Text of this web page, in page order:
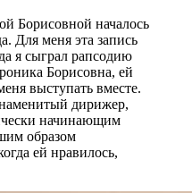
Борисовной началось
Для меня эта запись
я сыграл рапсодию
Борисовна, ей
выступать вместе.
дирижер,
начинающим
образом
ей нравилось,